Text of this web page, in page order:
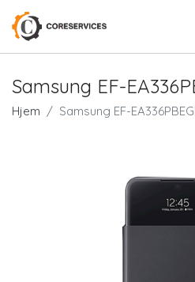
Samsung EF-
Hjem Samsung EF-